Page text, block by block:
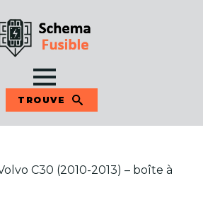
TROUVE
C30 (2010-2013) – boîte à